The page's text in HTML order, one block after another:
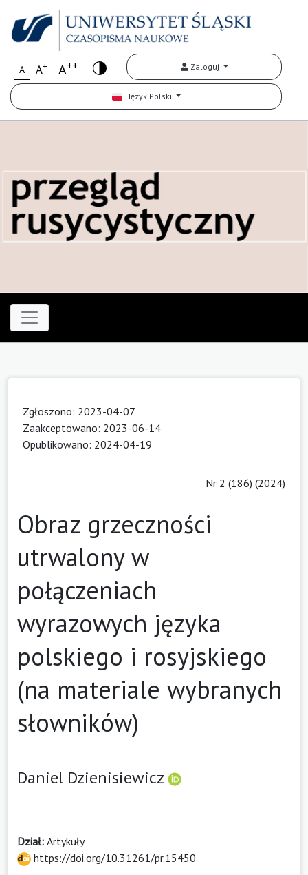
A A+ A++ Zaloguj
Język Polski
Zgłoszono: 2023-04-07
Zaakceptowano: 2023-06-14
Opublikowano: 2024-04-19
Nr 2 (186) (2024)
Obraz grzeczności
utrwalony w
połączeniach
wyrazowych języka
polskiego i rosyjskiego
(na materiale wybranych
słowników)
Daniel Dzienisiewicz
Dział: Artykuły
https://doi.org/10.31261/pr.15450